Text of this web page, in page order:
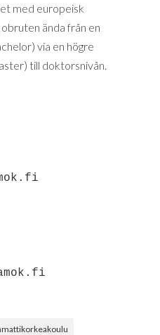
med europeisk
ända från en
via en högre
till doktorsnivån.